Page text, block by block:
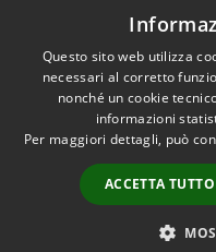
Dichiarazione di
Accessibilità
Questo sito web utilizza
necessari al corretto
nonché un cookie
informazioni
Per maggiori dettagli, può
ACCETTA TUTTO